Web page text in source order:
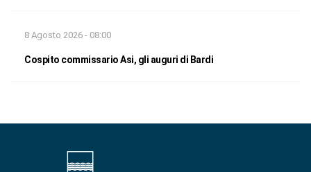
8 Agosto 2026 - 08:00
Cospito commissario Asi, gli auguri di Bardi